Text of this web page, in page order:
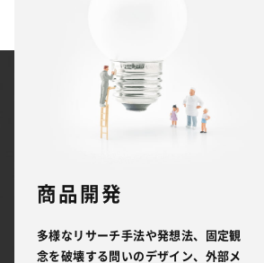
商品開発
多様なリサーチ手法や発想法、固定観
念を破壊する問いのデザイン、外部メ